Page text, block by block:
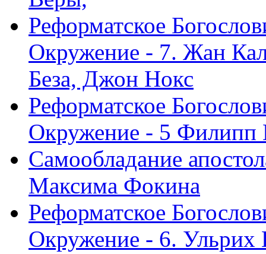
Реформатское
Окружение - 7. Жан
Беза, Джон Нокс
Реформатское
Окружение - 5 Филипп
Самообладание
Максима Фокина
Реформатское
Окружение - 6. Ульрих